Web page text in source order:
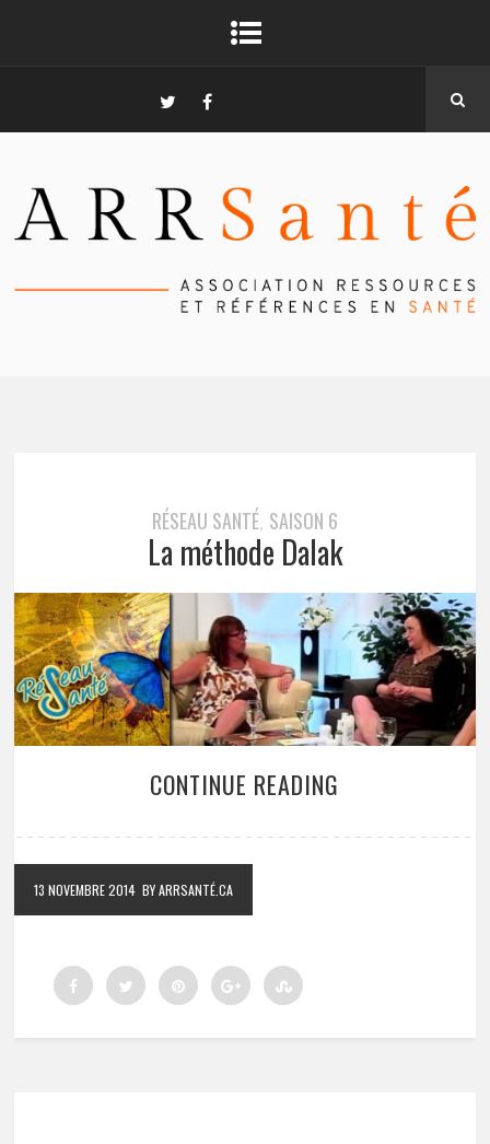
RÉSEAU SANTÉ, SAISON 6
La méthode Dalak
CONTINUE READING
13 NOVEMBRE 2014 BY ARRSANTÉ.CA